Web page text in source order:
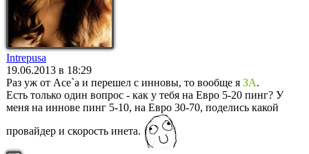
Intrepusa
19.06.2013 в 18:29
Раз уж от Ace`а и перешел с инновы, то вообще я ЗА.
Есть только один вопрос - как у тебя на Евро 5-20 пинг? У
меня на иннове пинг 5-10, на Евро 30-70, поделись какой
провайдер и скорость инета.